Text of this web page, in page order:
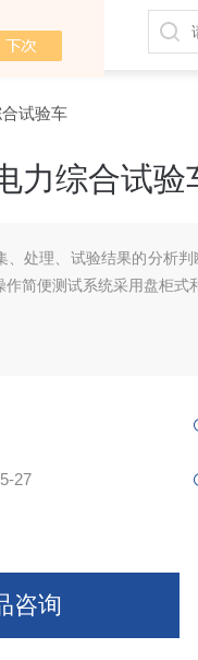
试验车
力综合试验
、处理、试验结果的分析
作简便测试系统采用盘柜式
27
咨询